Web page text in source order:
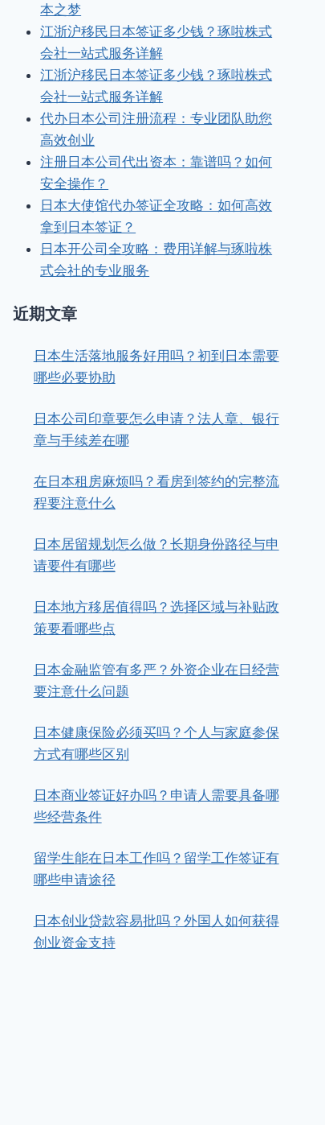
如何申请日本移民？怎么样才可以
移民去日本?
日本公司资产投资管理代办服务
2023年3月8日
本之梦
江浙沪移民日本签证多少钱？琢啦株式
会社一站式服务详解
江浙沪移民日本签证多少钱？琢啦株式
会社一站式服务详解
代办日本公司注册流程：专业团队助您
高效创业
注册日本公司代出资本：靠谱吗？如何
安全操作？
日本大使馆代办签证全攻略：如何高效
拿到日本签证？
日本开公司全攻略：费用详解与琢啦株
式会社的专业服务
近期文章
日本生活落地服务好用吗？初到日本需要
哪些必要协助
日本公司印章要怎么申请？法人章、银行
章与手续差在哪
在日本租房麻烦吗？看房到签约的完整流
程要注意什么
日本居留规划怎么做？长期身份路径与申
请要件有哪些
日本地方移居值得吗？选择区域与补贴政
策要看哪些点
日本金融监管有多严？外资企业在日经营
要注意什么问题
日本健康保险必须买吗？个人与家庭参保
方式有哪些区别
日本商业签证好办吗？申请人需要具备哪
些经营条件
留学生能在日本工作吗？留学工作签证有
哪些申请途径
日本创业贷款容易批吗？外国人如何获得
创业资金支持